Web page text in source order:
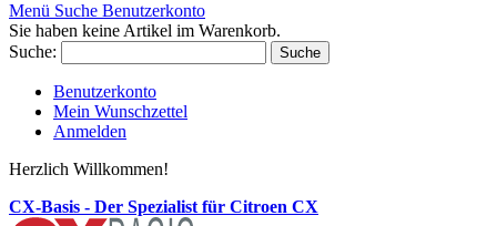
Menü Suche Benutzerkonto
Sie haben keine Artikel im Warenkorb.
Suche:
Suche
Benutzerkonto
Mein Wunschzettel
Anmelden
Herzlich Willkommen!
CX-Basis - Der Spezialist für Citroen CX